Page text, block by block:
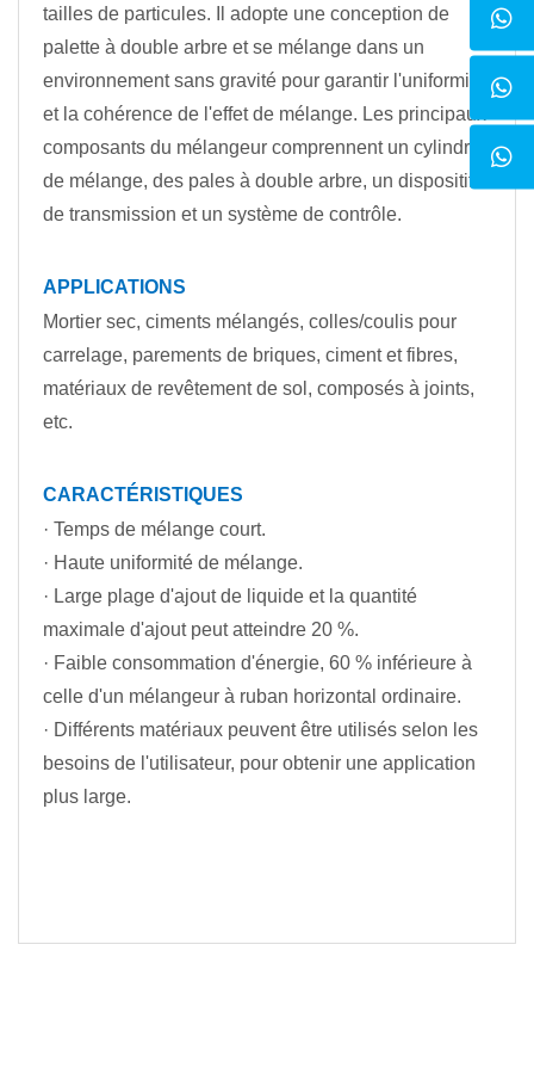
tailles de particules. Il adopte une conception de
palette à double arbre et se mélange dans un
environnement sans gravité pour garantir l'uniformité
et la cohérence de l'effet de mélange. Les principaux
composants du mélangeur comprennent un cylindre
de mélange, des pales à double arbre, un dispositif
de transmission et un système de contrôle.
APPLICATIONS
Mortier sec, ciments mélangés, colles/coulis pour
carrelage, parements de briques, ciment et fibres,
matériaux de revêtement de sol, composés à joints,
etc.
CARACTÉRISTIQUES
· Temps de mélange court.
· Haute uniformité de mélange.
· Large plage d'ajout de liquide et la quantité
maximale d'ajout peut atteindre 20 %.
· Faible consommation d'énergie, 60 % inférieure à
celle d'un mélangeur à ruban horizontal ordinaire.
· Différents matériaux peuvent être utilisés selon les
besoins de l'utilisateur, pour obtenir une application
plus large.